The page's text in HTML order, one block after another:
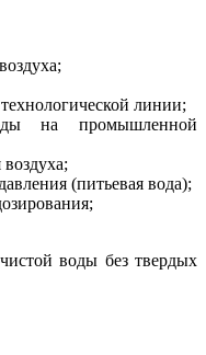
линии;
на промышленной
(питьевая вода);
воды без твердых